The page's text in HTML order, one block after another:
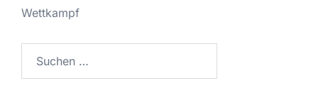
Wettkampf
nach: